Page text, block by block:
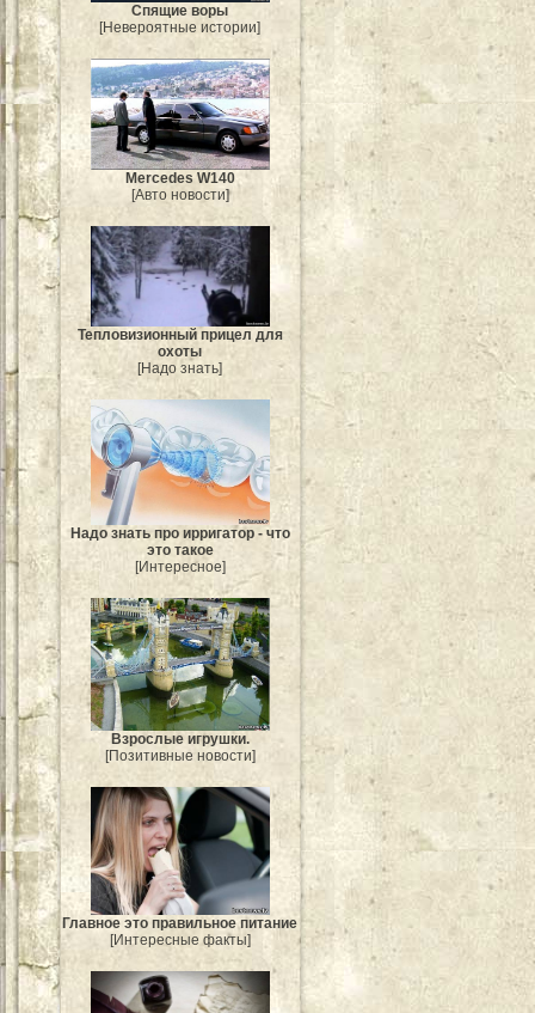
Спящие воры
[Невероятные истории]
Mercedes W140
[Авто новости]
Тепловизионный прицел для
охоты
[Надо знать]
Надо знать про ирригатор - что
это такое
[Интересное]
Взрослые игрушки.
[Позитивные новости]
Главное это правильное питание
[Интересные факты]